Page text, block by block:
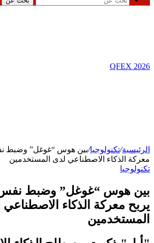
QFEX 2026
الرئيسية/تكنولوجيا/بين هوس “غوغل” وضبط
معركة الذكاء الاصطناعي لدى المستخدمين
تكنولوجيا
بين هوس “غوغل” وضبط
يربح معركة الذكاء
المستخدمين